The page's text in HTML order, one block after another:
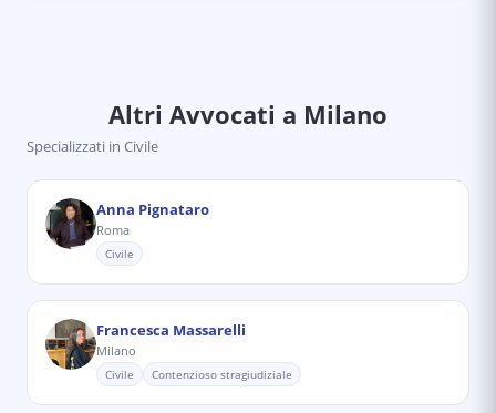
Altri Avvocati a Milano
Specializzati in Civile
Anna Pignataro
Roma
Civile
Francesca Massarelli
Milano
Civile Contenzioso stragiudiziale